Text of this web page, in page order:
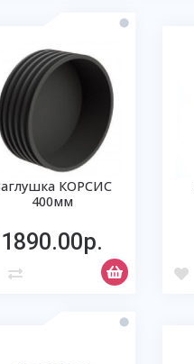
КОРСИС
400мм
1890.00р.